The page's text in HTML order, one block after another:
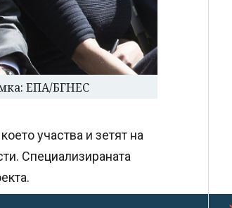
ЕПА/БГНЕС
участва и зетят на
Специализираната